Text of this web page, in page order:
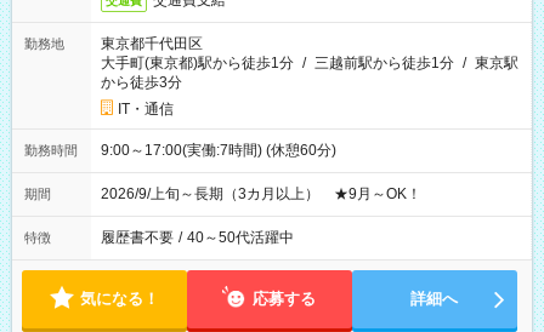
勤務地
東京都千代田区
大手町(東京都)駅から徒歩1分 / 三越前駅から徒歩1分 / 東京駅
から徒歩3分
IT・通信
勤務時間 9:00～17:00(実働:7時間) (休憩60分)
期間 2026/9/上旬～長期（3カ月以上） ★9月～OK！
特徴 履歴書不要 / 40～50代活躍中
気になる！ 応募する 詳細へ